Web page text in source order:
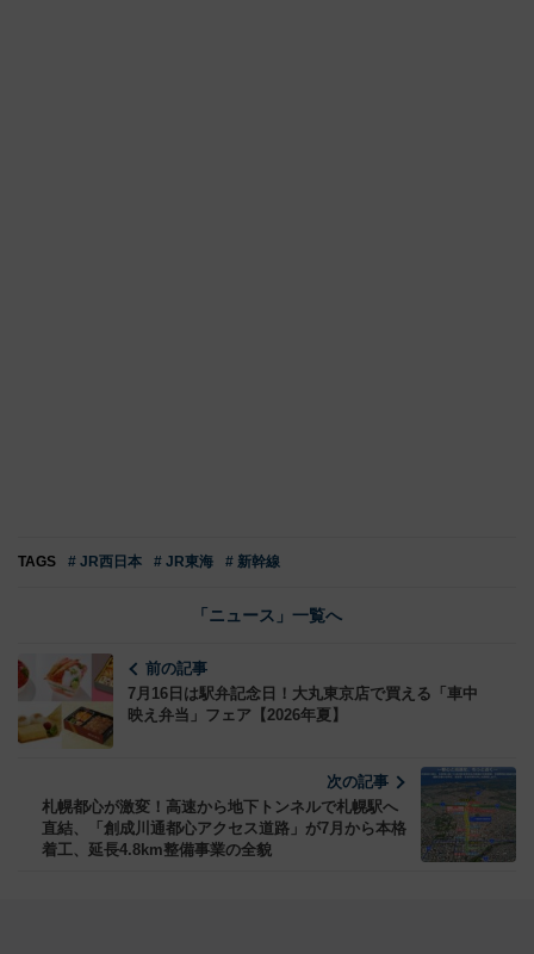
TAGS # JR西日本 # JR東海 # 新幹線
「ニュース」一覧へ
前の記事
7月16日は駅弁記念日！大丸東京店で買える「車中
映え弁当」フェア【2026年夏】
次の記事
札幌都心が激変！高速から地下トンネルで札幌駅へ
直結、「創成川通都心アクセス道路」が7月から本格
着工、延長4.8km整備事業の全貌